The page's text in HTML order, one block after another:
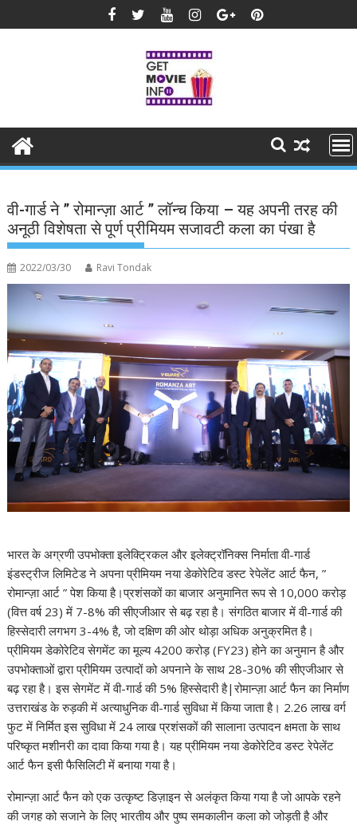
to
वी-गार्ड ने ” रोमान्ज़ा आर्ट ” लॉन्च किया – यह अपनी तरह की
अनूठी विशेषता से पूर्ण प्रीमियम सजावटी कला का पंखा है
2022/03/30 Ravi Tondak
भारत के अग्रणी उपभोक्ता इलेक्ट्रिकल और इलेक्ट्रॉनिक्स निर्माता वी-गार्ड
इंडस्ट्रीज लिमिटेड ने अपना प्रीमियम नया डेकोरेटिव डस्ट रेपेलेंट आर्ट फैन, ”
रोमान्ज़ा आर्ट ” पेश किया है।प्रशंसकों का बाजार अनुमानित रूप से 10,000 करोड़
(वित्त वर्ष 23) में 7-8% की सीएजीआर से बढ़ रहा है। संगठित बाजार में वी-गार्ड की
हिस्सेदारी लगभग 3-4% है, जो दक्षिण की ओर थोड़ा अधिक अनुक्रमित है।
प्रीमियम डेकोरेटिव सेगमेंट का मूल्य 4200 करोड़ (FY23) होने का अनुमान है और
उपभोक्ताओं द्वारा प्रीमियम उत्पादों को अपनाने के साथ 28-30% की सीएजीआर से
बढ़ रहा है। इस सेगमेंट में वी-गार्ड की 5% हिस्सेदारी है|रोमान्ज़ा आर्ट फैन का निर्माण
उत्तराखंड के रुड़की में अत्याधुनिक वी-गार्ड सुविधा में किया जाता है। 2.26 लाख वर्ग
फुट में निर्मित इस सुविधा में 24 लाख प्रशंसकों की सालाना उत्पादन क्षमता के साथ
परिष्कृत मशीनरी का दावा किया गया है। यह प्रीमियम नया डेकोरेटिव डस्ट रेपेलेंट
आर्ट फैन इसी फैसिलिटी में बनाया गया है।
रोमान्ज़ा आर्ट फैन को एक उत्कृष्ट डिज़ाइन से अलंकृत किया गया है जो आपके रहने
की जगह को सजाने के लिए भारतीय और पुष्प समकालीन कला को जोड़ती है और